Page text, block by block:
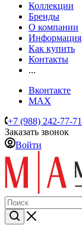
Коллекции
Бренды
О компании
Информация
Как купить
Контакты
...
Вконтакте
MAX
+7 (988) 242-77-71
Заказать звонок
Войти